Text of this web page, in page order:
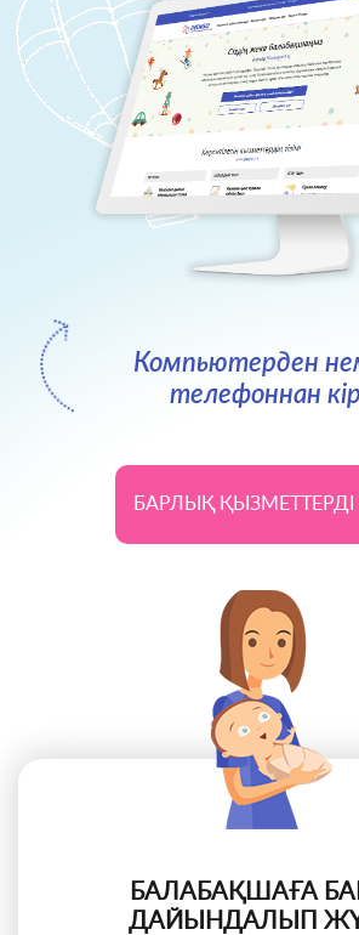
Компьютерден
телефоннан
БАРЛЫҚ ҚЫЗМЕТТЕРДІ
БАЛАБАҚШАҒА
ДАЙЫНДАЛЫП